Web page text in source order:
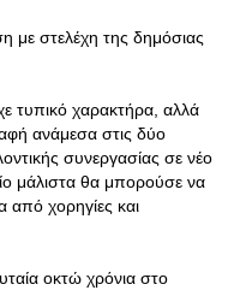
με στελέχη της δημόσιας
τυπικό χαρακτήρα, αλλά
ανάμεσα στις δύο
συνεργασίας σε νέο
μάλιστα θα μπορούσε να
από χορηγίες και
οκτώ χρόνια στο